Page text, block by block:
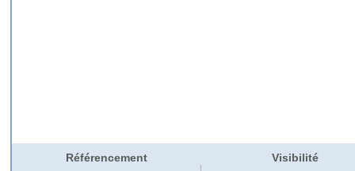
Référencement Visibilité